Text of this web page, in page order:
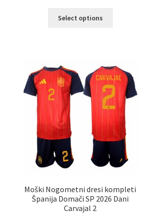
Select options
Možnosti
lahko
izberete
na
strani
izdelka
Moški Nogometni dresi kompleti
Španija Domači SP 2026 Dani
Carvajal 2